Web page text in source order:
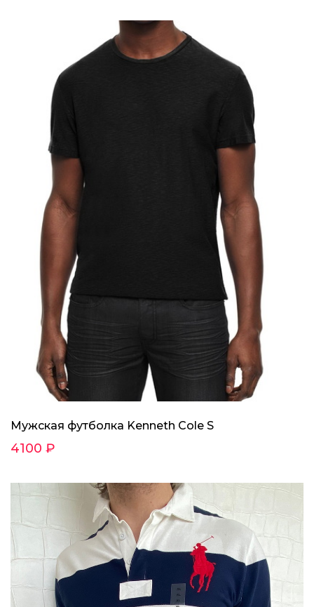
Мужская футболка Kenneth Cole S
4100 ₽